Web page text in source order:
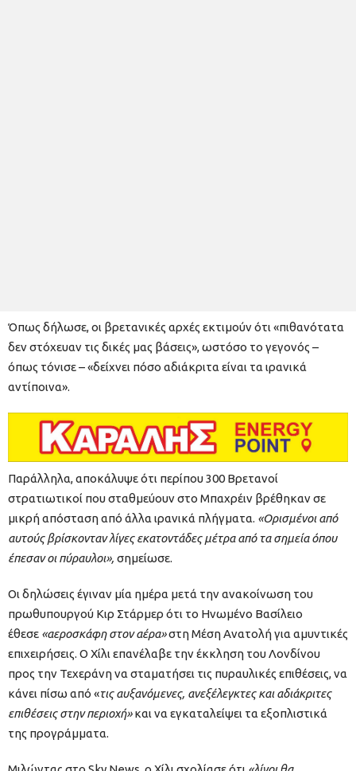
Όπως δήλωσε, οι βρετανικές αρχές εκτιμούν ότι «πιθανότατα
δεν στόχευαν τις δικές μας βάσεις», ωστόσο το γεγονός –
όπως τόνισε – «δείχνει πόσο αδιάκριτα είναι τα ιρανικά
αντίποινα».
Παράλληλα, αποκάλυψε ότι περίπου 300 Βρετανοί
στρατιωτικοί που σταθμεύουν στο Μπαχρέιν βρέθηκαν σε
μικρή απόσταση από άλλα ιρανικά πλήγματα. «Ορισμένοι από
αυτούς βρίσκονταν λίγες εκατοντάδες μέτρα από τα σημεία όπου
έπεσαν οι πύραυλοι», σημείωσε.
Οι δηλώσεις έγιναν μία ημέρα μετά την ανακοίνωση του
πρωθυπουργού Κιρ Στάρμερ ότι το Ηνωμένο Βασίλειο
έθεσε «αεροσκάφη στον αέρα»στη Μέση Ανατολή για αμυντικές
επιχειρήσεις. Ο Χίλι επανέλαβε την έκκληση του Λονδίνου
προς την Τεχεράνη να σταματήσει τις πυραυλικές επιθέσεις, να
κάνει πίσω από «τις αυξανόμενες, ανεξέλεγκτες και αδιάκριτες
επιθέσεις στην περιοχή»και να εγκαταλείψει τα εξοπλιστικά
της προγράμματα.